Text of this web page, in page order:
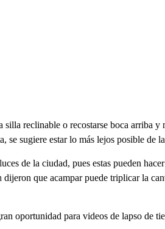
silla reclinable o recostarse boca arriba y
se sugiere estar lo más lejos posible de
de la ciudad, pues estas pueden
que acampar puede triplicar la
oportunidad para videos de lapso de